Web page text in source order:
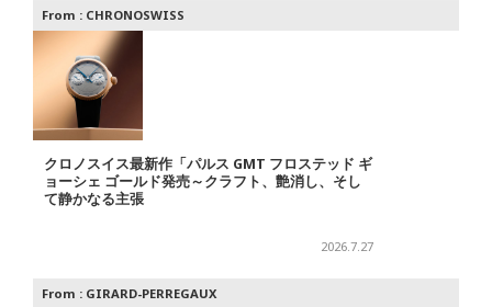
From : CHRONOSWISS
クロノスイス最新作「パルス GMT フロステッド ギ
ョーシェ ゴールド発売～クラフト、艶消し、そし
て静かなる主張
2026.7.27
From : GIRARD-PERREGAUX